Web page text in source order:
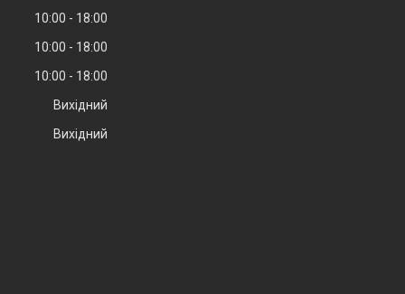
10:00
18:00
10:00
18:00
10:00
18:00
Вихідний
Вихідний